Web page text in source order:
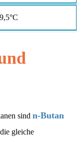
9,5°C
sind n-Butan
gleiche